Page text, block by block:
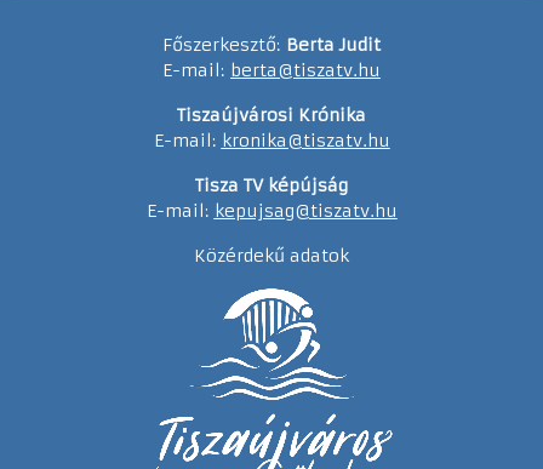
Főszerkesztő: Berta Judit
E-mail: berta@tiszatv.hu
Tiszaújvárosi Krónika
E-mail: kronika@tiszatv.hu
Tisza TV képújság
E-mail: kepujsag@tiszatv.hu
Közérdekű adatok